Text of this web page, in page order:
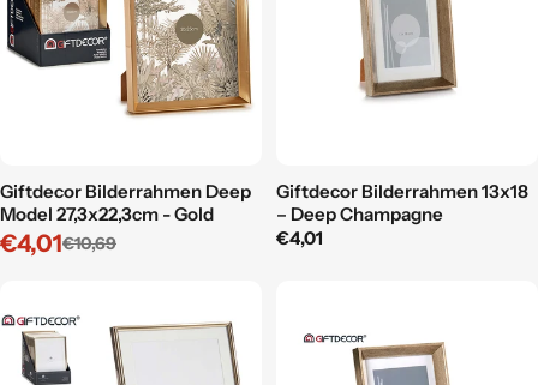
Giftdecor Bilderrahmen Deep
Model 27,3x22,3cm - Gold
Verkaufspreis
€4,01
Regulärer€10,69
Giftdecor Bilderrahmen 13x18
– Deep Champagne
Regulärer
€4,01